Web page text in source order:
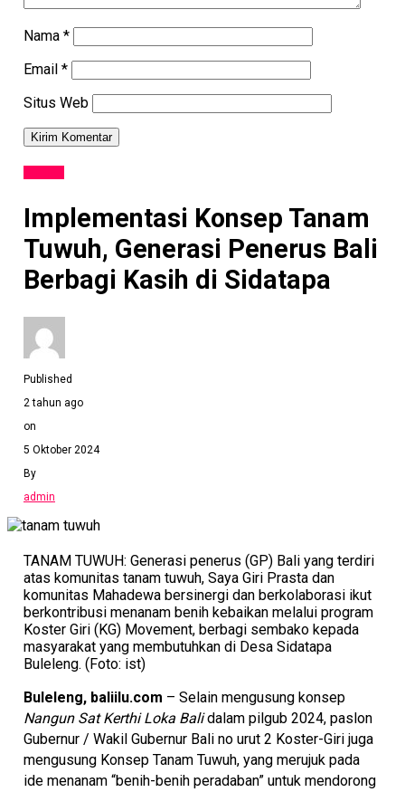
Nama *
Email *
Situs Web
Implementasi Konsep Tanam
Tuwuh, Generasi Penerus Bali
Berbagi Kasih di Sidatapa
Published
2 tahun ago
on
5 Oktober 2024
By
admin
TANAM TUWUH: Generasi penerus (GP) Bali yang terdiri
atas komunitas tanam tuwuh, Saya Giri Prasta dan
komunitas Mahadewa bersinergi dan berkolaborasi ikut
berkontribusi menanam benih kebaikan melalui program
Koster Giri (KG) Movement, berbagi sembako kepada
masyarakat yang membutuhkan di Desa Sidatapa
Buleleng. (Foto: ist)
Buleleng, baliilu.com – Selain mengusung konsep
Nangun Sat Kerthi Loka Balidalam pilgub 2024, paslon
Gubernur / Wakil Gubernur Bali no urut 2 Koster-Giri juga
mengusung Konsep Tanam Tuwuh, yang merujuk pada
ide menanam “benih-benih peradaban” untuk mendorong